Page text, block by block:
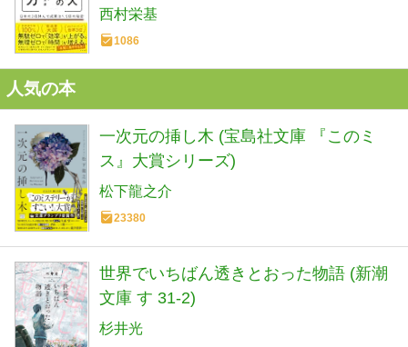
西村栄基
1086
人気の本
一次元の挿し木 (宝島社文庫 『このミ
ス』大賞シリーズ)
松下龍之介
23380
世界でいちばん透きとおった物語 (新潮
文庫 す 31-2)
杉井光